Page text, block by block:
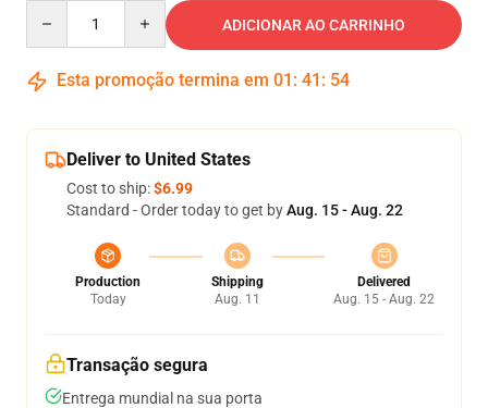
ADICIONAR AO CARRINHO
Esta promoção termina em 01 : 41 : 54
Deliver to United States
Cost to ship:$6.99
Standard - Order today to get byAug. 15 - Aug. 22
Production
Today
Shipping
Aug. 11
Delivered
Aug. 15 - Aug. 22
Transação segura
Entrega mundial na sua porta